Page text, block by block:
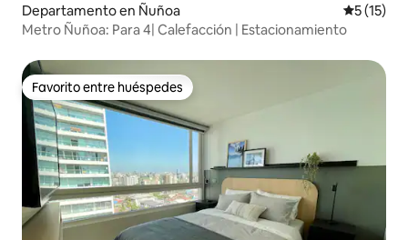
Departamento en Ñuñoa
5 (15)
Metro Ñuñoa: Para 4| Calefacción | Estacionamiento
Favorito entre huéspedes
Favorito entre huéspedes